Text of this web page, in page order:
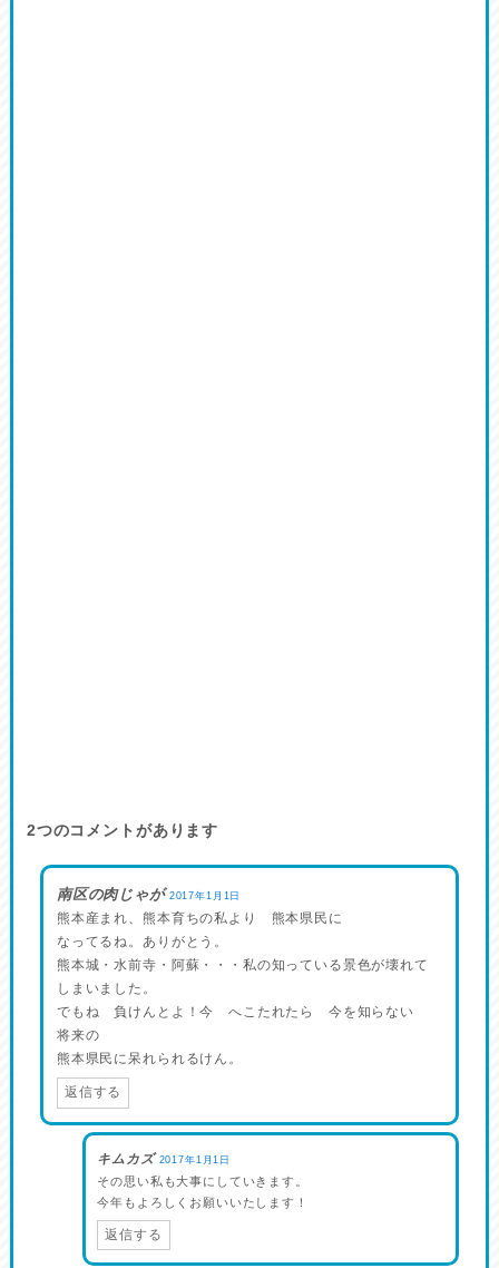
2つのコメントがあります
南区の肉じゃが 2017年1月1日
熊本産まれ、熊本育ちの私より 熊本県民に
なってるね。ありがとう。
熊本城・水前寺・阿蘇・・・私の知っている景色が壊れて
しまいました。
でもね 負けんとよ！今 へこたれたら 今を知らない
将来の
熊本県民に呆れられるけん。
返信する
キムカズ 2017年1月1日
その思い私も大事にしていきます。
今年もよろしくお願いいたします！
返信する